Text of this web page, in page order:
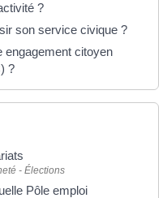
?
son service civique ?
engagement citoyen
?
- Élections
Pôle emploi